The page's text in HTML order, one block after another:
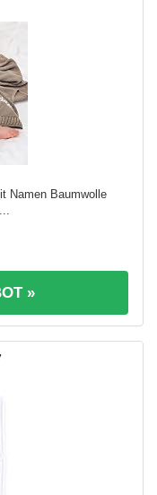
Namen Baumwolle
»